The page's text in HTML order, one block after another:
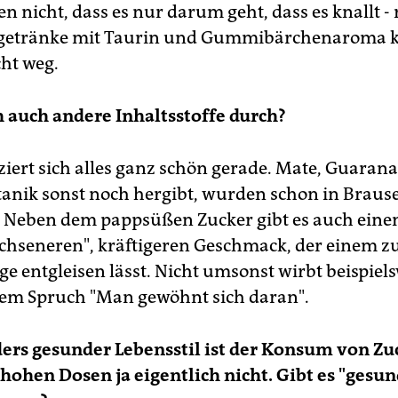
nicht, dass es nur darum geht, dass es knallt -
mit Taurin und Gummibärchenaroma
weg.
auch andere Inhaltsstoffe durch?
sich alles ganz schön gerade. Mate,
sonst noch hergibt, wurden schon in
dem pappsüßen Zucker gibt es auch
kräftigeren Geschmack, der einem
entgleisen lässt. Nicht umsonst wirbt
Spruch "Man gewöhnt sich daran".
gesunder Lebensstil ist der Konsum von
Dosen ja eigentlich nicht. Gibt es